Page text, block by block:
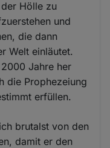
Hölle zu
und
die dann
Welt einläutet.
Jahre her
die Prophezeiung
erfüllen.
brutalst von den
damit er den